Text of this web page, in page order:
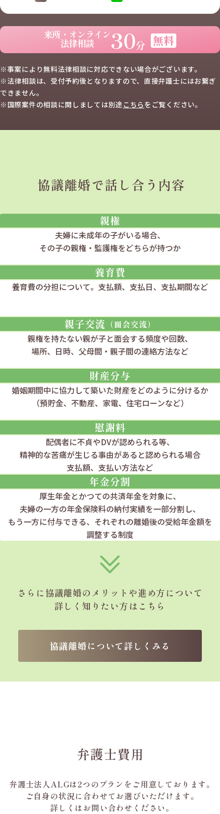
来所・オンライン
法律相談 30分 無料
※事案により無料法律相談に対応できない場合がございます。
※法律相談は、受付予約後となりますので、 直接弁護士にはお繋ぎ
できません。
※国際案件の相談に関しましては別途 こちら を ご覧ください。
協議離婚で話し合う内容
親権
夫婦に未成年の子がいる場合、
その子の親権・監護権をどちらが持つか
養育費
養育費の分担について。 支払額、支払日、支払期間など
親子交流 （面会交流）
親権を持たない親が子と面会する頻度や回数、
場所、日時、父母間・親子間の連絡方法など
財産分与
婚姻期間中に協力して築いた財産をどのように分けるか
（預貯金、不動産、家電、住宅ローンなど）
慰謝料
配偶者に不貞やDVが認められる等、
精神的な苦痛が生じる事由があると認められる場合
支払額、支払い方法など
年金分割
厚生年金とかつての共済年金を対象に、
夫婦の一方の年金保険料の納付実績を一部分割し、
もう一方に付与できる、 それぞれの離婚後の受給年金額を
調整する制度
さらに協議離婚のメリットや進め方について
詳しく知りたい方はこちら
協議離婚について詳しくみる
弁護士費用
弁護士法人ALGは2つのプランを ご用意しております。
ご自身の状況に合わせてお選びいただけます。
詳しくはお問い合わせください。